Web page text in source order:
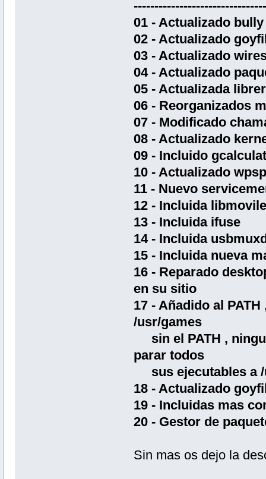
01 - Actualizado bully
02 - Actualizado
03 - Actualizado
04 - Actualizado
05 - Actualizada
06 - Reorganizados
07 - Modificado
08 - Actualizado
09 - Incluido
10 - Actualizado
11 - Nuevo
12 - Incluida
13 - Incluida ifuse
14 - Incluida
15 - Incluida nueva
16 - Reparado
en su sitio
17 - Añadido al
/usr/games
sin el PATH ,
parar todos
sus ejecutables a /
18 - Actualizado
19 - Incluidas mas
20 - Gestor de
Sin mas os dejo la